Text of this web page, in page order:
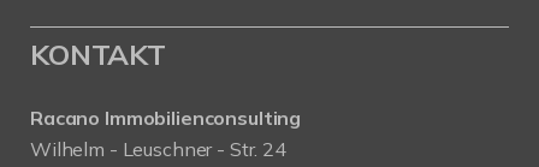
KONTAKT
Racano Immobilienconsulting
Wilhelm - Leuschner - Str. 24